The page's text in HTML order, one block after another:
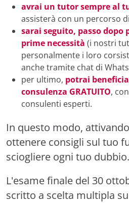
avrai un tutor sempre al
assisterà con un percorso
sarai seguito, passo dopo
prime necessità (i nostri
personalmente i loro
anche tramite chat di
per ultimo, potrai
consulenza GRATUITO,
consulenti esperti.
In questo modo,
ottenere consigli sul tuo
sciogliere ogni tuo dubbio.
L'esame finale del 30
scritto a scelta multipla